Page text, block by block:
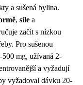
a sušená bylina.
, síle a
začít s nízkou
Pro sušenou
mg, užívaná 2-
a vyžadují
vyžadoval dávku 20-